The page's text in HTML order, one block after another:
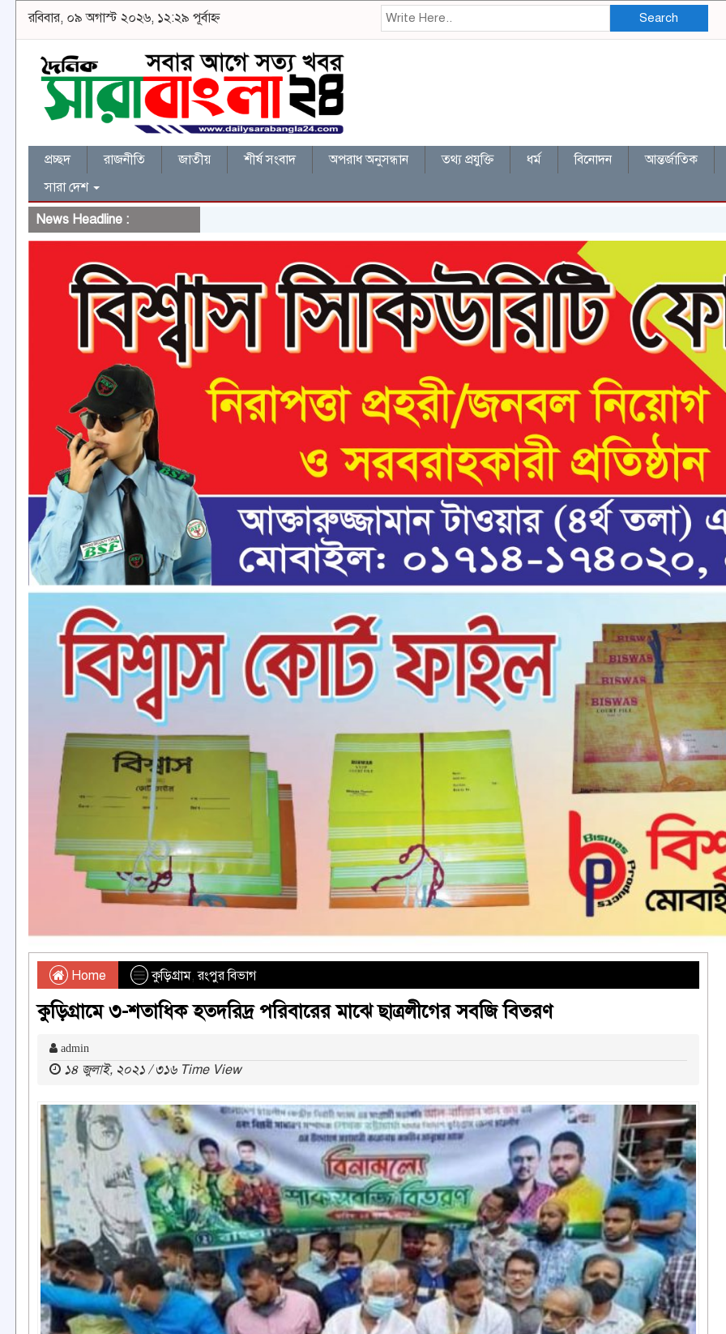
রবিবার, ০৯ অগাস্ট ২০২৬, ১২:২৯ পূর্বাহ্ন Search
প্রচ্ছদ রাজনীতি জাতীয় শীর্ষ সংবাদ অপরাধ অনুসন্ধান তথ্য প্রযুক্তি ধর্ম বিনোদন আন্তর্জাতিক
সারা দেশ
News Headline :
Home কুড়িগ্রাম,রংপুর বিভাগ
কুড়িগ্রামে ৩-শতাধিক হতদরিদ্র পরিবারের মাঝে ছাত্রলীগের সবজি বিতরণ
admin
১৪ জুলাই, ২০২১ / ৩১৬ Time View